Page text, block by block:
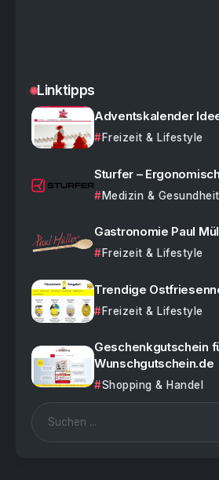
Linktipps
Adventskalender
Freizeit & Lifestyle
Sturfer –
Medizin & Gesundheit
Gastronomie Paul
Freizeit & Lifestyle
Trendige
Freizeit & Lifestyle
Geschenkgutschein
Wunschgutschein.de
Shopping & Handel